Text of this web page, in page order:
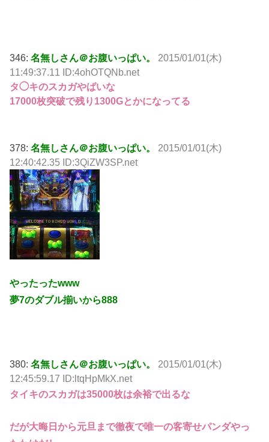
346:名無しさん＠お腹いっぱい。
2015/01/01(木)
11:49:37.11 ID:4ohOTQNb.net
タ◯キのスカガやばいな
17000枚突破で残り1300Gとかになってる
378:名無しさん＠お腹いっぱい。
2015/01/01(木)
12:40:42.35 ID:3QiZW3SP.net
やったったwww
夢7のダブル揃いから888
380:名無しさん＠お腹いっぱい。
2015/01/01(木)
12:45:59.17 ID:ltqHpMkX.net
タイキのスカガは35000枚は余裕で出るな
だが大晦日から元旦まで徹夜で唯一の客寄せパンダやっ